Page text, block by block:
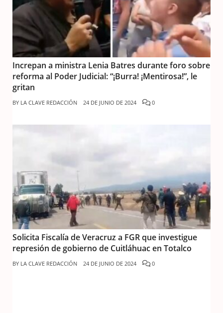
Increpan a ministra Lenia Batres durante foro sobre
reforma al Poder Judicial: “¡Burra! ¡Mentirosa!”, le
gritan
BY LA CLAVE REDACCIÓN 24 DE JUNIO DE 2024 0
Solicita Fiscalía de Veracruz a FGR que investigue
represión de gobierno de Cuitláhuac en Totalco
BY LA CLAVE REDACCIÓN 24 DE JUNIO DE 2024 0